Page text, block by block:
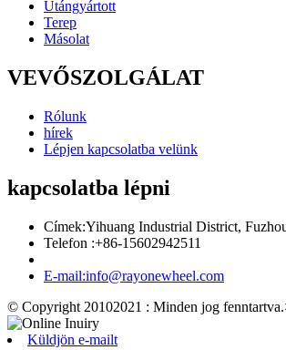
Utángyártott
Terep
Másolat
VEVŐSZOLGÁLAT
Rólunk
hírek
Lépjen kapcsolatba velünk
kapcsolatba lépni
Címek:Yihuang Industrial District,
Telefon :+86-15602942511
E-mail:info@rayonewheel.com
© Copyright 20102021 : Minden jog fenntartva.
Küldjön e-mailt